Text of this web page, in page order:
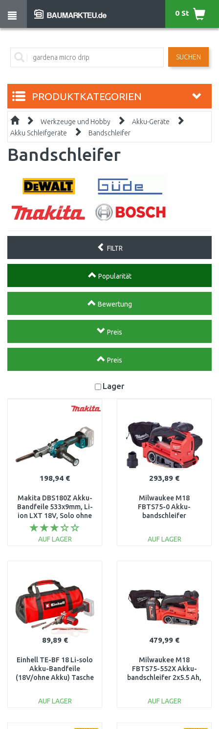
SUCHEN
0 St
PRODUKTKATEGORIEN
Werkzeuge und Hobby
Akku-Geräte
Akku Schleifgeräte
Bandschleifer
Bandschleifer
FILTR
Popularität
Bewertung
Preis
Preis
Lager
198,94 €
Makita DBS180Z Akku-
Bandfeile 533x9mm, Li-
ion LXT 18V, Solo ohne
Akku
AUF LAGER
Vergleichen
293,89 €
Milwaukee M18
FBTS75-0 Akku-
bandschleifer
AUF LAGER
89,89 €
Einhell TE-BF 18 Li-solo
Akku-Bandfeile
(18V/ohne Akku) Tasche
AUF LAGER
479,99 €
Milwaukee M18
FBTS75-552X Akku-
bandschleifer 2x5.5 Ah,
AUF LAGER